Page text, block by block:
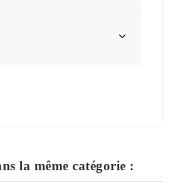
la même catégorie :